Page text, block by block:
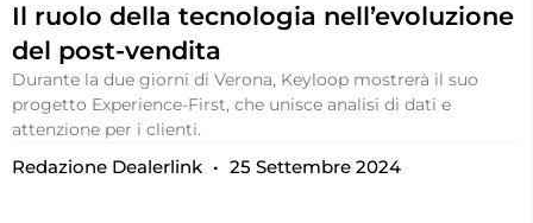
Il ruolo della tecnologia nell’evoluzione
del post-vendita
Durante la due giorni di Verona, Keyloop mostrerà il suo
progetto Experience-First, che unisce analisi di dati e
attenzione per i clienti.
Redazione Dealerlink 25 Settembre 2024